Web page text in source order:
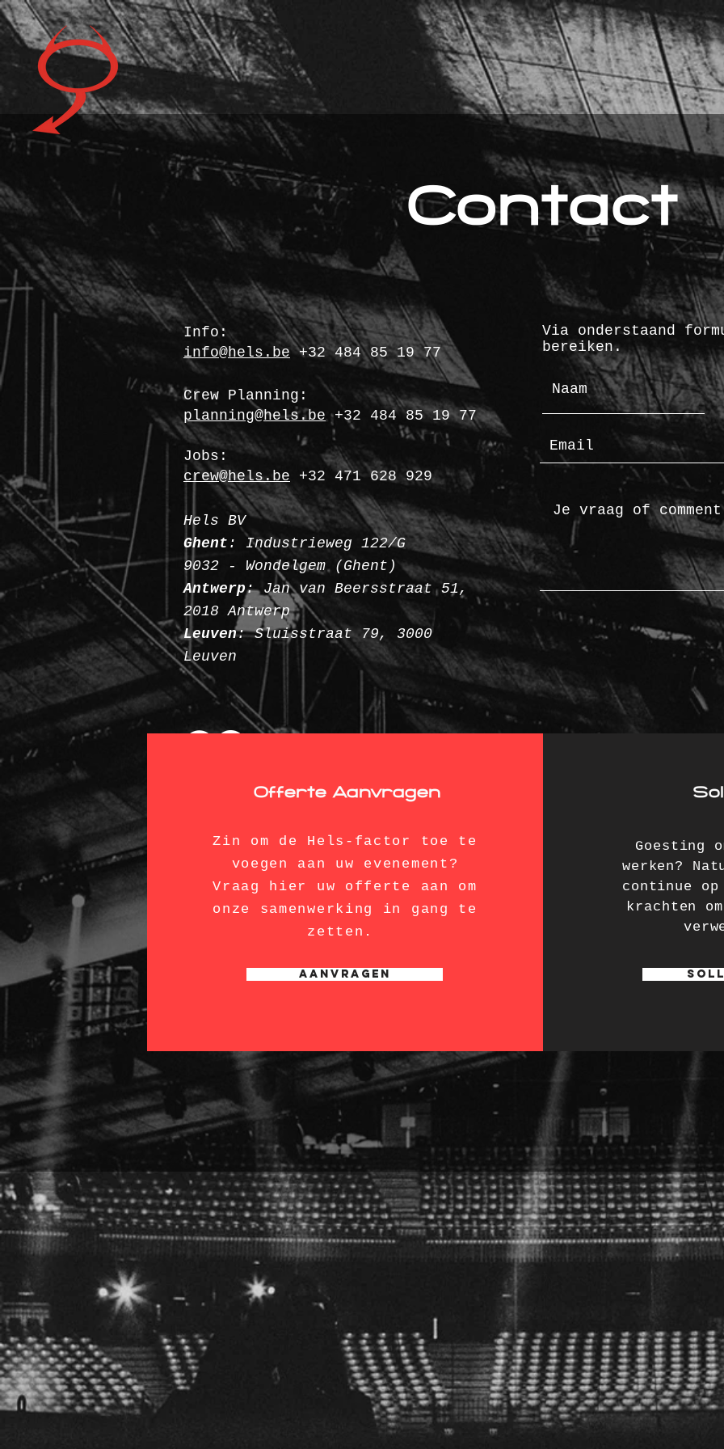
Contact
Info:
info@hels.be +32 484 85 19 77
Crew Planning:
planning@hels.be
+32 484 85 19 77
Jobs:
crew@hels.be
+32 471 628 929
Hels BV
Ghent : Industrieweg 122/G
9032 - Wondelgem (Ghent)
Antwerp: Jan van Beersstraat 51,
2018 Antwerp
Leuven: Sluisstraat 79, 3000
Leuven
Via onderstaand
bereiken.
Offerte Aanvragen
Zin om de Hels-factor toe te
voegen aan uw evenement?
Vraag hier uw offerte aan om
onze samenwerking in gang te
zetten.
Aanvragen
Goesting
werken?
continue
krachten